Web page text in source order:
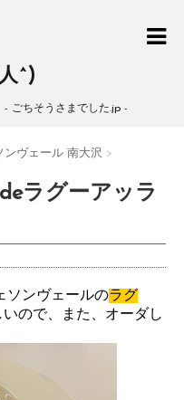
^)
ごちそうさまでした.jp -
ンヴェール 南大沢 >
ラグーアッラ
ソンヴェールのラグ
いので、また、オーダし